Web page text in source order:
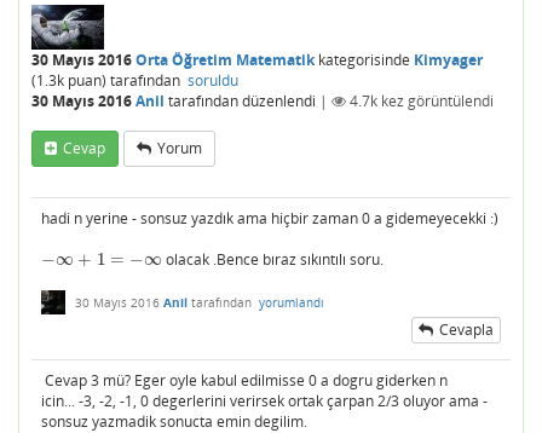
30 Mayıs 2016Orta Öğretim Matematikkategorisinde Kimyager
(1.3k puan) tarafından soruldu
30 Mayıs 2016Anil tarafındandüzenlendi | 4.7k kez görüntülendi
Cevap Yorum
hadi n yerine - sonsuz yazdık ama hiçbir zaman 0 a gidemeyecekki :)
−∞ + 1 = −∞
−∞+1 =− ∞ olacak .Bence bıraz sıkıntılı soru.
30 Mayıs 2016 Anil tarafından yorumlandı
Cevapla
Cevap 3 mü? Eger oyle kabul edilmisse 0 a dogru giderken n
icin... -3, -2, -1, 0 degerlerini verirsek ortak çarpan 2/3 oluyor ama -
sonsuz yazmadik sonucta emin degilim.